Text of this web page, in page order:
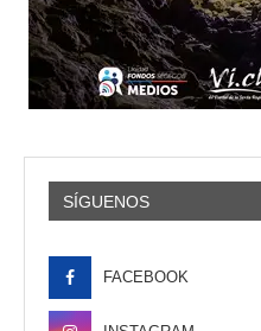
SÍGUENOS
FACEBOOK